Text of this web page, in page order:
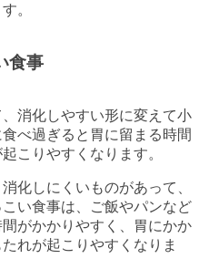
。
食事
消化しやすい形に変えて小
べ過ぎると胃に留まる時間
こりやすくなります。
化しにくいものがあって、
い食事は、ご飯やパンなど
がかかりやすく、胃にかか
れが起こりやすくなりま